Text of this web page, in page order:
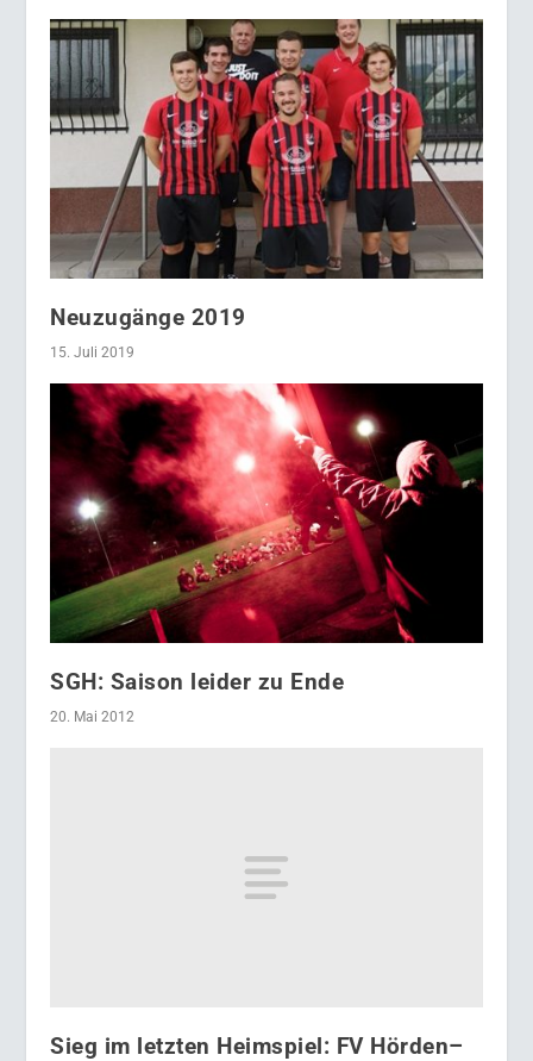
Neuzugänge 2019
15. Juli 2019
SGH: Saison leider zu Ende
20. Mai 2012
Sieg im letzten Heimspiel: FV Hörden–